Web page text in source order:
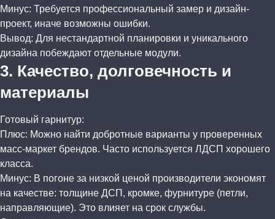
Минус: Требуется профессиональный замер и дизайн-
проект, иначе возможны ошибки.
Вывод: Для нестандартной планировки и уникального
дизайна побеждают отдельные модули.
3. Качество, долговечность и
материалы
Готовый гарнитур:
Плюс: Можно найти добротные варианты у проверенных
масс-маркет брендов. Часто используется ЛДСП хорошего
класса.
Минус: В погоне за низкой ценой производители экономят
на качестве: толщине ДСП, кромке, фурнитуре (петли,
направляющие). Это влияет на срок службы.